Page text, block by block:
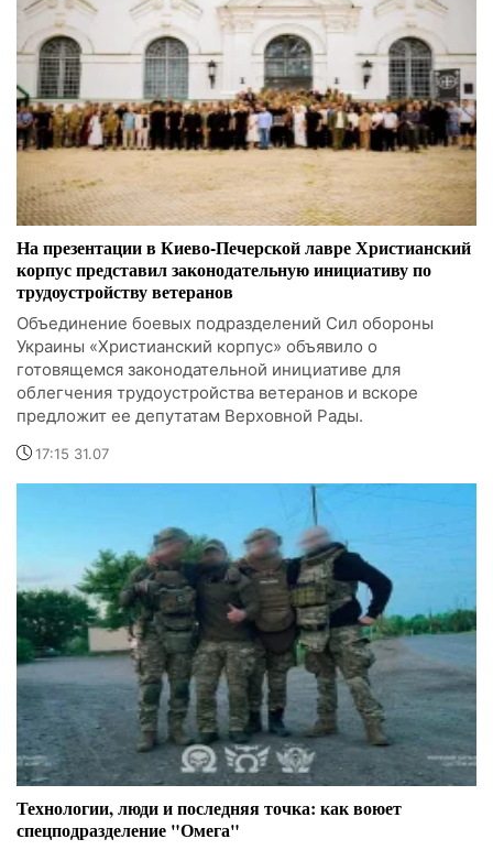
На презентации в Киево-Печерской лавре Христианский
корпус представил законодательную инициативу по
трудоустройству ветеранов
Объединение боевых подразделений Сил обороны
Украины «Христианский корпус» объявило о
готовящемся законодательной инициативе для
облегчения трудоустройства ветеранов и вскоре
предложит ее депутатам Верховной Рады.
17:15 31.07
Технологии, люди и последняя точка: как воюет
спецподразделение "Омега"